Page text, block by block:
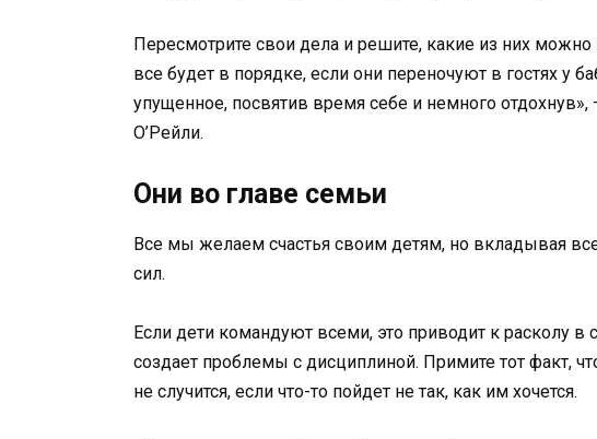
Пересмотрите свои дела и решите, какие из них
все будет в порядке, если они переночуют в гостях у
упущенное, посвятив время себе и немного
О’Рейли.
Они во главе семьи
Все мы желаем счастья своим детям, но вкладывая
сил.
Если дети командуют всеми, это приводит к расколу в
создает проблемы с дисциплиной. Примите тот факт,
не случится, если что-то пойдет не так, как им хочется.